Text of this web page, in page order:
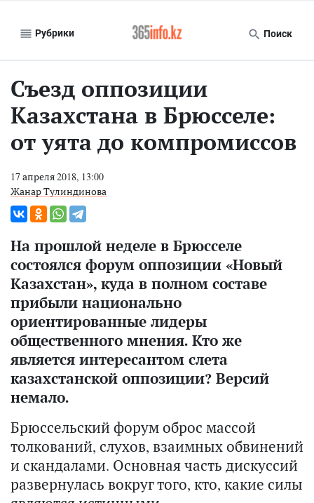
Рубрики Поиск
Съезд оппозиции
Казахстана в Брюсселе:
от уята до компромиссов
17 апреля 2018, 13:00
Жанар Тулиндинова
На прошлой неделе в Брюсселе
состоялся форум оппозиции «Новый
Казахстан», куда в полном составе
прибыли национально
ориентированные лидеры
общественного мнения. Кто же
является интересантом слета
казахстанской оппозиции? Версий
немало.
Брюссельский форум оброс массой
толкований, слухов, взаимных обвинений
и скандалами. Основная часть дискуссий
развернулась вокруг того, кто, какие силы